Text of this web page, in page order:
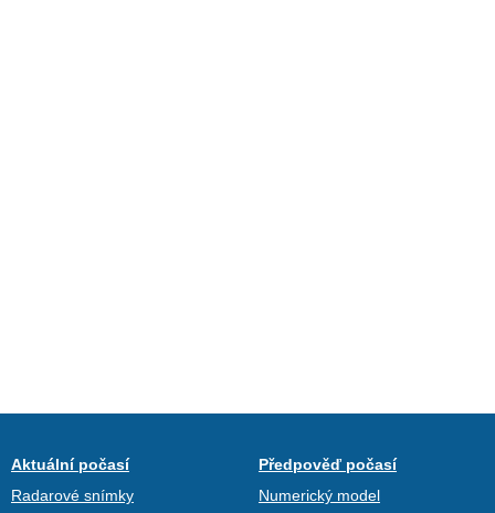
Aktuální počasí
Radarové snímky
Předpověď počasí
Numerický model